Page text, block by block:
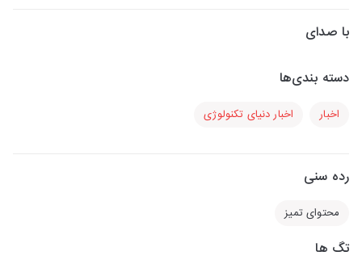
با صدای
دسته بندی‌ها
اخبار اخبار دنیای تکنولوژی
رده سنی
محتوای تمیز
تگ ها